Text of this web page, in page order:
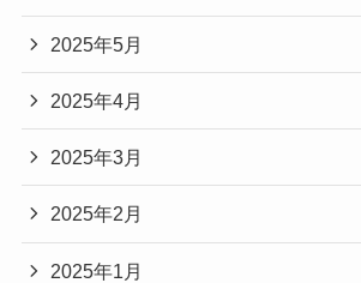
2025年5月
2025年4月
2025年3月
2025年2月
2025年1月